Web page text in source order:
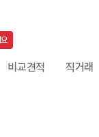
비교견적 직거래